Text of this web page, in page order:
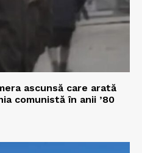
ascunsă care arată
comunistă în anii ’80